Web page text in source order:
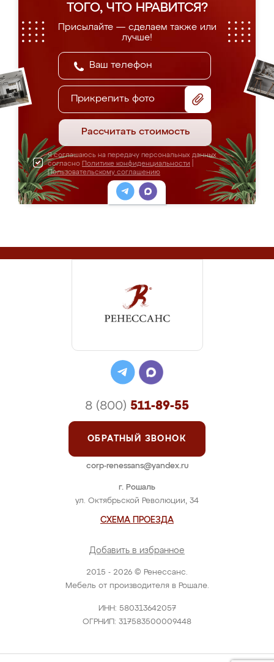
ТОГО, ЧТО НРАВИТСЯ?
Присылайте — сделаем также или
лучше!
Прикрепить фото
Рассчитать стоимость
Я соглашаюсь на передачу персональных данных
согласно Политике конфиденциальности
Пользовательскому соглашению
2015 - 2026 © Ренессанс.
Мебель от производителя в Рошале.
ИНН: 580313642057
ОГРНИП: 317583500009448
г. Рошаль
ул. Октябрьской Революции, 34
СХЕМА ПРОЕЗДА
Добавить в избранное
8 (800) 511-89-55
ОБРАТНЫЙ ЗВОНОК
corp-renessans@yandex.ru